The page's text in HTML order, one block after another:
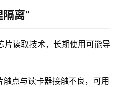
离”
片读取技术，长期使用可能导
触点与读卡器接触不良，可用